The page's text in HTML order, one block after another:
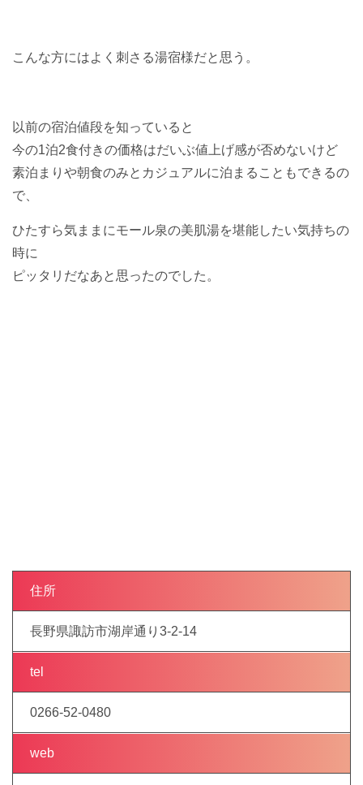
こんな方にはよく刺さる湯宿様だと思う。
以前の宿泊値段を知っていると
今の1泊2食付きの価格はだいぶ値上げ感が否めないけど
素泊まりや朝食のみとカジュアルに泊まることもできるの
で、
ひたすら気ままにモール泉の美肌湯を堪能したい気持ちの
時に
ピッタリだなあと思ったのでした。
住所
長野県諏訪市湖岸通り3-2-14
tel
0266-52-0480
web